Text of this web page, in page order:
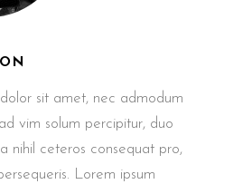
sit amet, nec admodum
vim solum percipitur, duo
nihil ceteros consequat pro,
Lorem ipsum